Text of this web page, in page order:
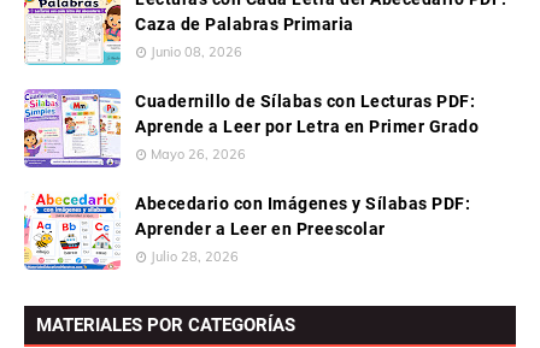
Caza de Palabras Primaria
Junio 08, 2026
Cuadernillo de Sílabas con Lecturas PDF:
Aprende a Leer por Letra en Primer Grado
Mayo 26, 2026
Abecedario con Imágenes y Sílabas PDF:
Aprender a Leer en Preescolar
Julio 28, 2026
MATERIALES POR CATEGORÍAS